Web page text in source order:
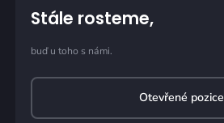
Stále rosteme,
buď u toho s námi.
Otevřené pozice